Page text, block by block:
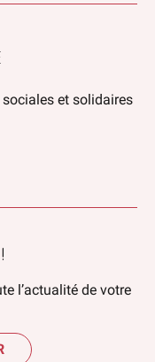
et solidaires
l’actualité de votre